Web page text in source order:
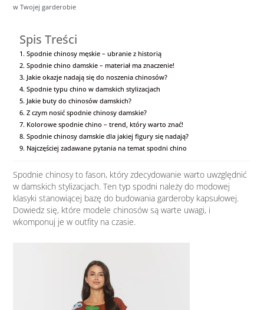
w Twojej garderobie
Spis Treści
Spodnie chinosy męskie – ubranie z historią
Spodnie chino damskie – materiał ma znaczenie!
Jakie okazje nadają się do noszenia chinosów?
Spodnie typu chino w damskich stylizacjach
Jakie buty do chinosów damskich?
Z czym nosić spodnie chinosy damskie?
Kolorowe spodnie chino – trend, który warto znać!
Spodnie chinosy damskie dla jakiej figury się nadają?
Najczęściej zadawane pytania na temat spodni chino
Spodnie chinosy to fason, który zdecydowanie warto uwzględnić
w damskich stylizacjach. Ten typ spodni należy do modowej
klasyki stanowiącej bazę do budowania garderoby kapsułowej.
Dowiedz się, które modele chinosów są warte uwagi, i
wkomponuj je w outfity na czasie.